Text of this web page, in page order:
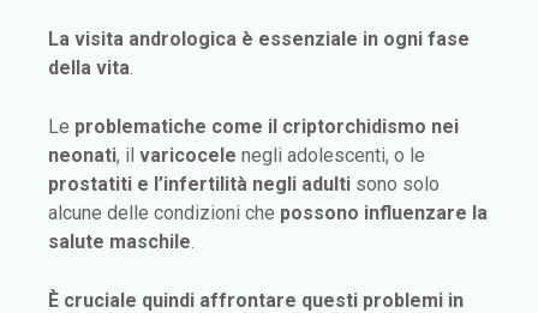
La visita andrologica è essenziale in ogni fase
della vita.
Le problematiche come il criptorchidismo nei
neonati, il varicocele negli adolescenti, o le
prostatiti e l’infertilità negli adulti sono solo
alcune delle condizioni che possono influenzare la
salute maschile.
È cruciale quindi affrontare questi problemi in